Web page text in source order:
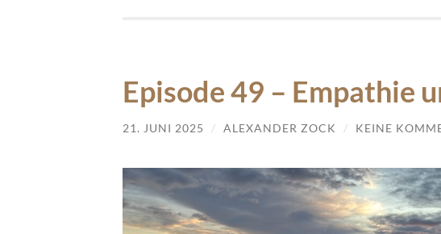
Episode 49 – Empathie
21. JUNI 2025 / ALEXANDER ZOCK / KEINE